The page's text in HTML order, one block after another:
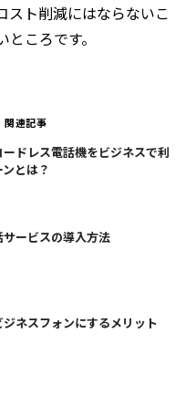
スト削減にはならないこ
ころです。
関連記事
ドレス電話機をビジネスで利
とは？
ービスの導入方法
ネスフォンにするメリット